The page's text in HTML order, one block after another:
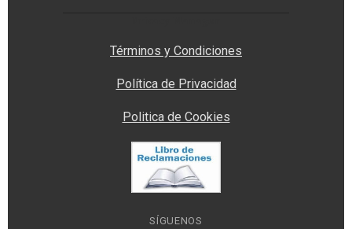
Términos y Condiciones
Política de Privacidad
Politica de Cookies
SÍGUENOS